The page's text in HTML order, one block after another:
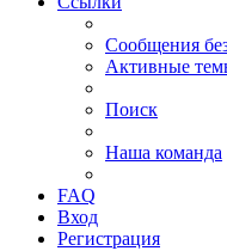
Сообщения
Активные
Поиск
Наша команда
FAQ
Вход
Регистрация